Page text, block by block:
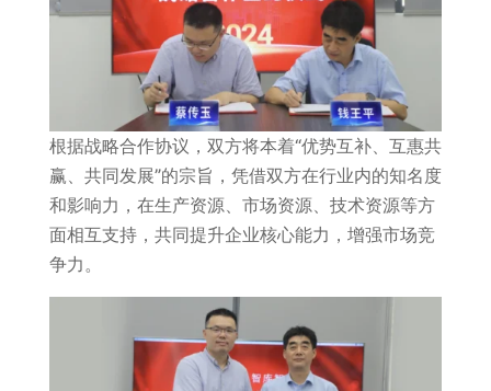
根据战略合作协议，双方将本着“优势互补、互惠共
赢、共同发展”的宗旨，凭借双方在行业内的知名度
和影响力，在生产资源、市场资源、技术资源等方
面相互支持，共同提升企业核心能力，增强市场竞
争力。